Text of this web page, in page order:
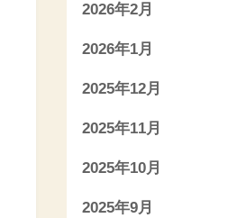
2026年2月
2026年1月
2025年12月
2025年11月
2025年10月
2025年9月